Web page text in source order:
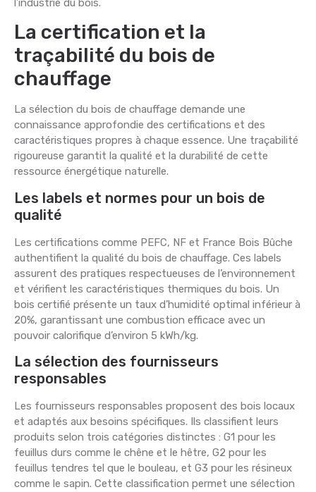
l’industrie du bois.
La certification et la
traçabilité du bois de
chauffage
La sélection du bois de chauffage demande une
connaissance approfondie des certifications et des
caractéristiques propres à chaque essence. Une traçabilité
rigoureuse garantit la qualité et la durabilité de cette
ressource énergétique naturelle.
Les labels et normes pour un bois de
qualité
Les certifications comme PEFC, NF et France Bois Bûche
authentifient la qualité du bois de chauffage. Ces labels
assurent des pratiques respectueuses de l’environnement
et vérifient les caractéristiques thermiques du bois. Un
bois certifié présente un taux d’humidité optimal inférieur à
20%, garantissant une combustion efficace avec un
pouvoir calorifique d’environ 5 kWh/kg.
La sélection des fournisseurs
responsables
Les fournisseurs responsables proposent des bois locaux
et adaptés aux besoins spécifiques. Ils classifient leurs
produits selon trois catégories distinctes : G1 pour les
feuillus durs comme le chêne et le hêtre, G2 pour les
feuillus tendres tel que le bouleau, et G3 pour les résineux
comme le sapin. Cette classification permet une sélection